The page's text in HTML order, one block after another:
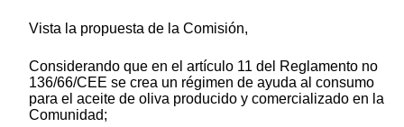
Vista la propuesta de la Comisión,
Considerando que en el artículo 11 del Reglamento no
136/66/CEE se crea un régimen de ayuda al consumo
para el aceite de oliva producido y comercializado en la
Comunidad;